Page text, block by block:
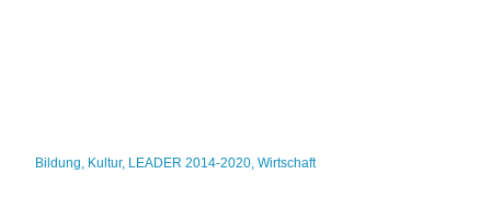
Bildung, Kultur, LEADER 2014-2020,Wirtschaft